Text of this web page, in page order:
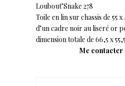
Loubout’Snake 278
Toile en lin sur chassis de 55
d’un cadre noir au liseré or
dimension totale de 66,5 x
Me contacter